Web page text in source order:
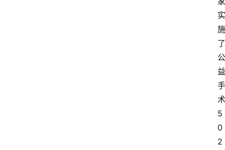
实
施
了
公
益
手
术
5
0
2